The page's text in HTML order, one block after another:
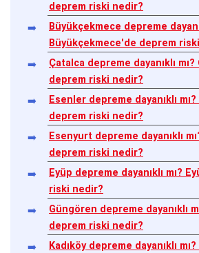
deprem riski nedir?
Büyükçekmece depreme
Büyükçekmece'de deprem
Çatalca depreme dayanıklı
deprem riski nedir?
Esenler depreme dayanıklı
deprem riski nedir?
Esenyurt depreme dayanıklı
deprem riski nedir?
Eyüp depreme dayanıklı mı?
riski nedir?
Güngören depreme dayanıklı
deprem riski nedir?
Kadıköy depreme dayanıklı